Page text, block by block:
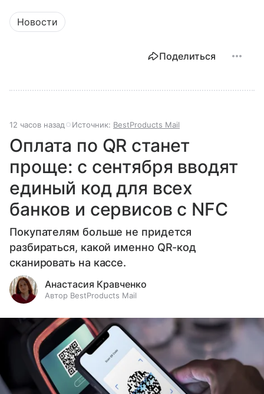
Новости
Поделиться
12 часов назад Источник: BestProducts Mail
Оплата по QR станет
проще: с сентября вводят
единый код для всех
банков и сервисов с NFC
Покупателям больше не придется
разбираться, какой именно QR-код
сканировать на кассе.
Анастасия Кравченко
Автор BestProducts Mail